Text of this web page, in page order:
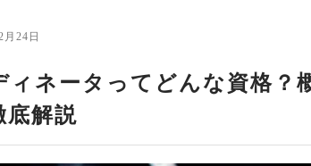
24日
ィネータってどんな資格？
底解説